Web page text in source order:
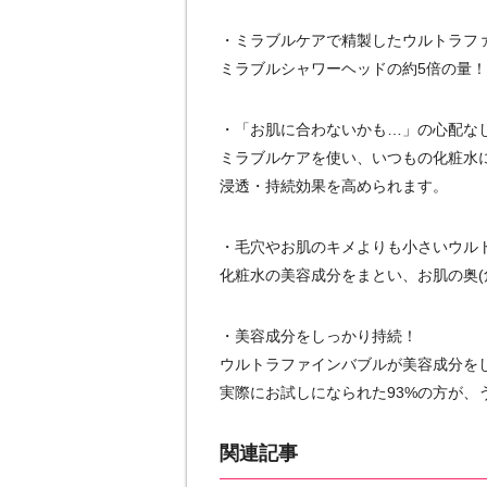
・ミラブルケアで精製したウルトラフ
ミラブルシャワーヘッドの約5倍の量！
・「お肌に合わないかも…」の心配な
ミラブルケアを使い、いつもの化粧
浸透・持続効果を高められます。
・毛穴やお肌のキメよりも小さいウ
化粧水の美容成分をまとい、お肌の奥
・美容成分をしっかり持続！
ウルトラファインバブルが美容成分を
実際にお試しになられた93%の方が、
関連記事